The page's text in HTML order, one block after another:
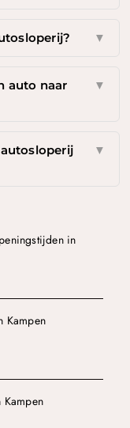
▼
auto naar
▼
▼
in
Kampen